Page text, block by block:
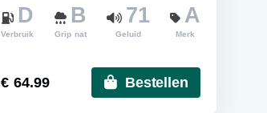
D
Verbruik
B
Grip nat
71
Geluid
A
Merk
€ 64.99 Bestellen